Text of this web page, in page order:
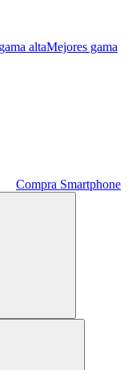
altaMejores gama
Compra Smartphone